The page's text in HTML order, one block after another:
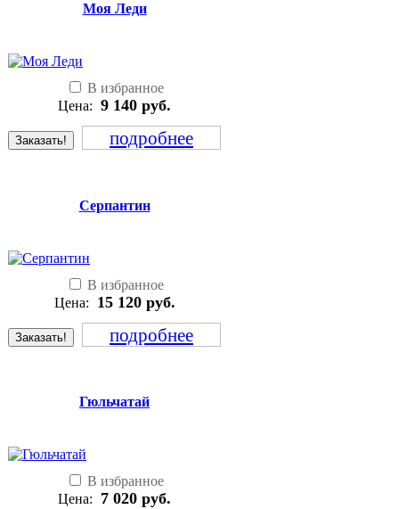
Моя Леди
В избранное
Цена: 9 140 руб.
Заказать! подробнее
Серпантин
В избранное
Цена:
15 120 руб.
Заказать! подробнее
Гюльчатай
В избранное
Цена:
7 020 руб.